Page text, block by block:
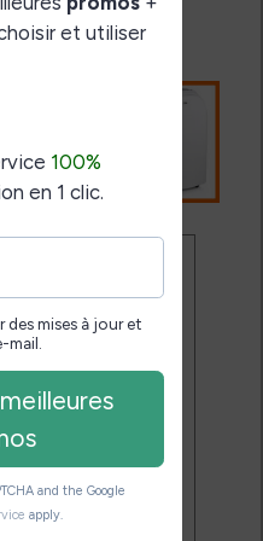
aucune
qui
les
+ conseils
utiliser leur